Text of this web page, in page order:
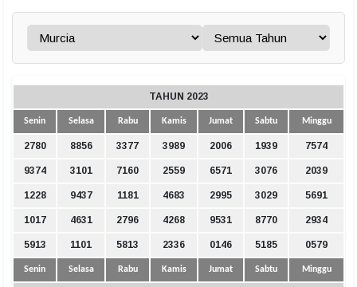
TAHUN 2023
Senin Selasa Rabu Kamis Jumat Sabtu Minggu
2780 8856 3377 3989 2006 1939 7574
9374 3101 7160 2559 6571 3076 2039
1228 9437 1181 4683 2995 3029 5691
1017 4631 2796 4268 9531 8770 2934
5913 1101 5813 2336 0146 5185 0579
Senin Selasa Rabu Kamis Jumat Sabtu Minggu